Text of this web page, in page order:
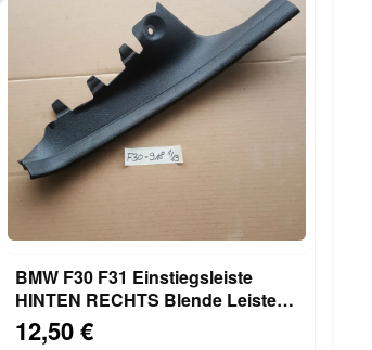
BMW F30 F31 Einstiegsleiste
HINTEN RECHTS Blende Leiste
Tür Einstieg 7221918
12,50 €